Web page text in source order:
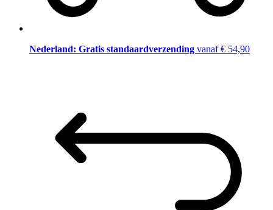
Nederland: Gratis standaardverzending vanaf € 54,90